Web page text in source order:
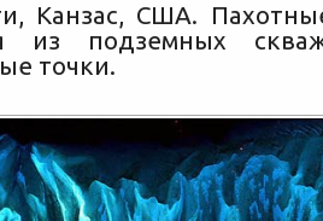
Канзас, США.
из подземных
точки.